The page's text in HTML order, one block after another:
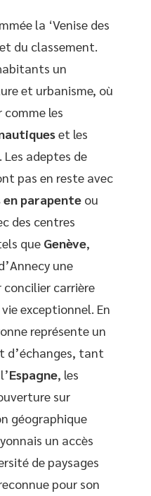
la ‘Venise des
du classement.
un
et urbanisme, où
les
et les
adeptes de
pas en reste avec
en parapente ou
des centres
que Genève,
une
carrière
exceptionnel. En
représente un
d’échanges, tant
Espagne, les
sur
géographique
un accès
de paysages
pour son